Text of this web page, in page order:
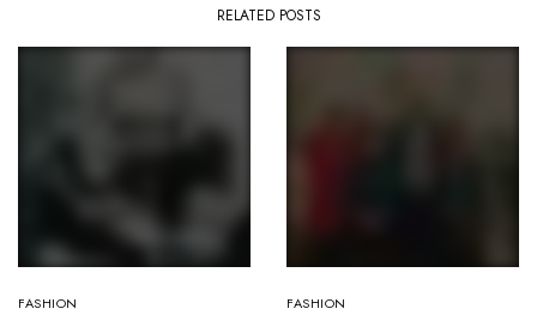
RELATED POSTS
FASHION FASHION